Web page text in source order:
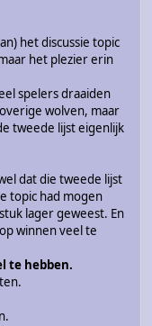
het discussie topic
het plezier erin
spelers draaiden
wolven, maar
tweede lijst eigenlijk
dat die tweede lijst
topic had mogen
lager geweest. En
winnen veel te
te hebben.